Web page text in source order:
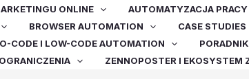
ONLINE AUTOMATYZACJA PRACY
BROWSER AUTOMATION CASE
CODE I LOW-CODE AUTOMATION
ZENNOPOSTER I EKOSYSTEM